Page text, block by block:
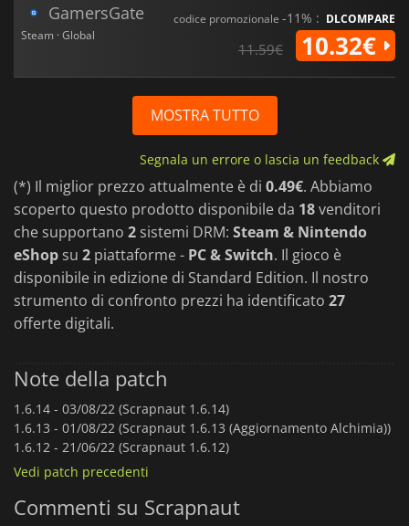
GamersGate
Steam · Global
codice promozionale -11% : DLCOMPARE
11.59€ 10.32€
MOSTRA TUTTO
Segnala un errore o lascia un feedback
(*) Il miglior prezzo attualmente è di 0.49€. Abbiamo
scoperto questo prodotto disponibile da 18venditori
che supportano 2 sistemi DRM: Steam & Nintendo
eShop su 2 piattaforme - PC & Switch. Il gioco è
disponibile in edizione di Standard Edition. Il nostro
strumento di confronto prezzi ha identificato 27
offerte digitali.
Note della patch
1.6.14 - 03/08/22 (Scrapnaut 1.6.14)
1.6.13 - 01/08/22 (Scrapnaut 1.6.13 (Aggiornamento Alchimia))
1.6.12 - 21/06/22 (Scrapnaut 1.6.12)
Vedi patch precedenti
Commenti su Scrapnaut